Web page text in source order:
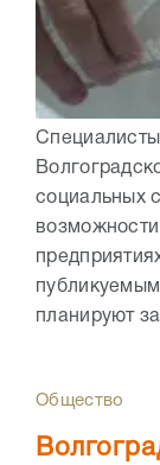
социальных
планируют
Общество